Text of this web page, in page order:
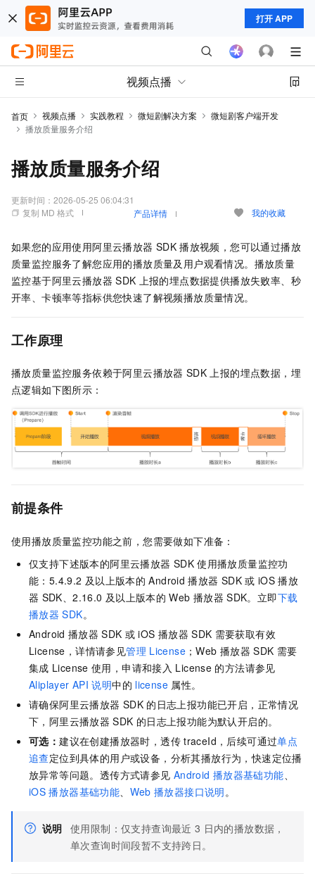
打开 APP
视频点播
首页 视频点播 实践教程 微短剧解决方案
微短剧客户端开发
播放质量服务介绍
播放质量服务介绍
更新时间： 2026-05-25 06:04:31
复制 MD 格式
产品详情 我的收藏
如果您的应用使用阿里云播放器 SDK 播放视频，您可以通过播放
质量监控服务了解您应用的播放质量及用户观看情况。播放质量
监控基于阿里云播放器 SDK 上报的埋点数据提供播放失败率、秒
开率、卡顿率等指标供您快速了解视频播放质量情况。
工作原理
播放质量监控服务依赖于阿里云播放器 SDK 上报的埋点数据，埋
点逻辑如下图所示：
前提条件
使用播放质量监控功能之前，您需要做如下准备：
仅支持下述版本的阿里云播放器 SDK 使用播放质量监控功
能：5.4.9.2 及以上版本的 Android 播放器 SDK 或 iOS 播放
器 SDK、2.16.0 及以上版本的 Web 播放器 SDK。立即下载
播放器 SDK。
Android 播放器 SDK 或 iOS 播放器 SDK 需要获取有效
License，详情请参见管理 License ；Web 播放器 SDK 需要
集成 License 使用，申请和接入 License 的方法请参见
Aliplayer API 说明中的 license 属性。
请确保阿里云播放器 SDK 的日志上报功能已开启，正常情况
下，阿里云播放器 SDK 的日志上报功能为默认开启的。
可选：建议在创建播放器时，透传 traceId，后续可通过单点
追查定位到具体的用户或设备，分析其播放行为，快速定位播
放异常等问题。透传方式请参见 Android 播放器基础功能
iOS 播放器基础功能 Web 播放器接口说明 。
说明 使用限制：仅支持查询最近 3 日内的播放数据，
单次查询时间段暂不支持跨日。